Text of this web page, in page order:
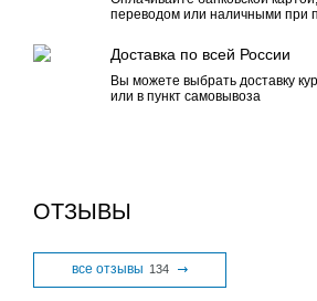
переводом или наличными при
Доставка по всей России
Вы можете выбрать доставку
или в пункт самовывоза
ОТЗЫВЫ
все отзывы 134